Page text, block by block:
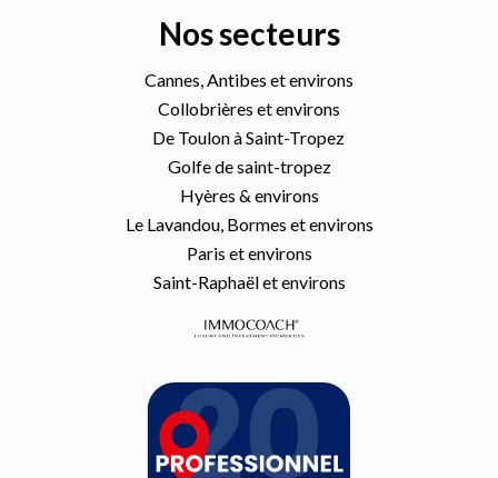
Nos secteurs
Cannes, Antibes et environs
Collobrières et environs
De Toulon à Saint-Tropez
Golfe de saint-tropez
Hyères & environs
Le Lavandou, Bormes et environs
Paris et environs
Saint-Raphaël et environs